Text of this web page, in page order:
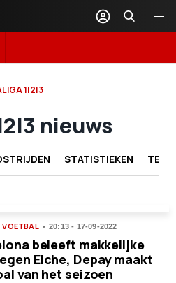
1|2|3
nieuws
STATISTIEKEN
VOETBAL 20:13 - 17-09-2022
beleeft makkelijke
Elche, Depay maakt
van het seizoen